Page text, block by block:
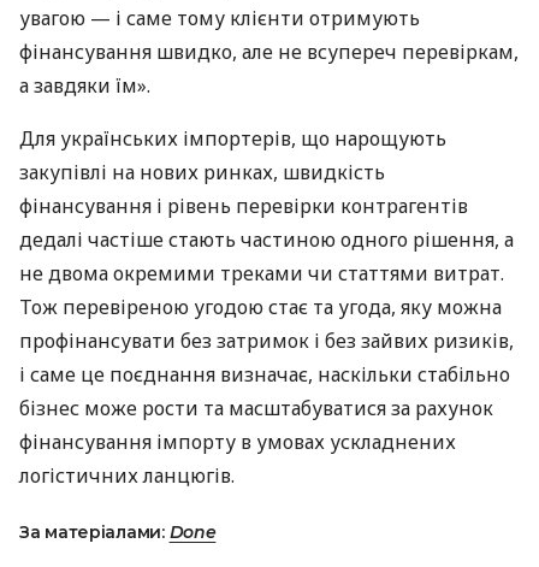
увагою — і саме тому клієнти отримують
фінансування швидко, але не всупереч перевіркам,
а завдяки їм».
Для українських імпортерів, що нарощують
закупівлі на нових ринках, швидкість
фінансування і рівень перевірки контрагентів
дедалі частіше стають частиною одного рішення, а
не двома окремими треками чи статтями витрат.
Тож перевіреною угодою стає та угода, яку можна
профінансувати без затримок і без зайвих ризиків,
і саме це поєднання визначає, наскільки стабільно
бізнес може рости та масштабуватися за рахунок
фінансування імпорту в умовах ускладнених
логістичних ланцюгів.
За матеріалами: Done